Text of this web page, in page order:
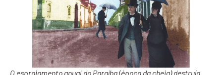
O espraiamento anual do Paraíba (época da cheia) destruía